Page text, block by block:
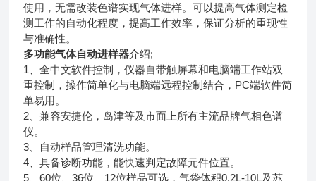
使用，无需改装色谱实现气体进样。可以提高气体测定检
测工作的自动化程度，提高工作效率，保证分析的重现性
与准确性。
多功能气体自动进样器介绍;
1、全中文软件控制，仪器自带触屏幕和电脑端工作站双
重控制，操作简单化与电脑端远程控制结合，PC端软件简
单易用。
2、兼容安捷伦，岛津等及市面上所有主流品牌气相色谱
仪。
3、自动样品管理清洗功能。
4、具备诊断功能，能快速判定故障元件位置。
5、60位、36位、12位样品可选，气袋体积0.2L-10L及苏